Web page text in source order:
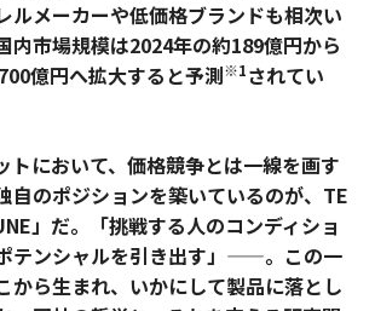
ルメーカーや低価格ブランドも相次い
内市場規模は2024年の約189億円から
億円へ拡大すると予測※1されてい
トにおいて、価格競争とは一線を画す
自のポジションを築いているのが、TE
」だ。「挑戦する人のコンディショ
テンシャルを引き出す」——。この一
から生まれ、いかにして製品に落とし